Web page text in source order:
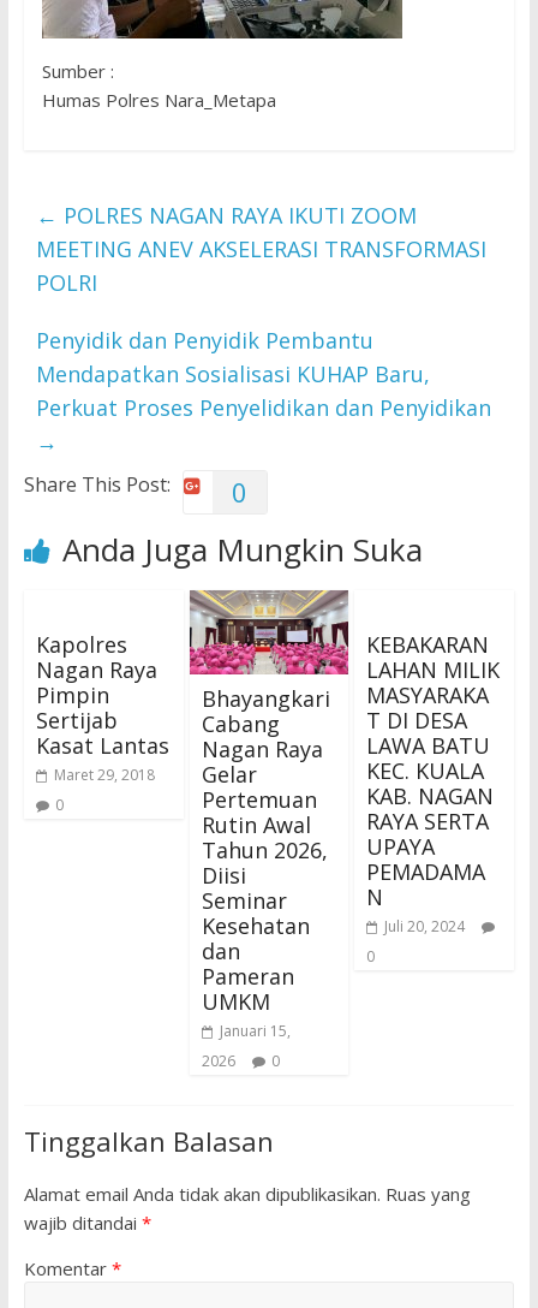
Sumber :
Humas Polres Nara_Metapa
← POLRES NAGAN RAYA IKUTI ZOOM
MEETING ANEV AKSELERASI TRANSFORMASI
POLRI
Penyidik dan Penyidik Pembantu
Mendapatkan Sosialisasi KUHAP Baru,
Perkuat Proses Penyelidikan dan Penyidikan
→
Share This Post: 0
Anda Juga Mungkin Suka
Kapolres
Nagan Raya
Pimpin
Sertijab
Kasat Lantas
Maret 29, 2018
0
Bhayangkari
Cabang
Nagan Raya
Gelar
Pertemuan
Rutin Awal
Tahun 2026,
Diisi
Seminar
Kesehatan
dan
Pameran
UMKM
Januari 15,
2026
0
KEBAKARAN
LAHAN MILIK
MASYARAKA
T DI DESA
LAWA BATU
KEC. KUALA
KAB. NAGAN
RAYA SERTA
UPAYA
PEMADAMA
N
Juli 20, 2024
0
Tinggalkan Balasan
Alamat email Anda tidak akan dipublikasikan. Ruas yang
wajib ditandai *
Komentar *